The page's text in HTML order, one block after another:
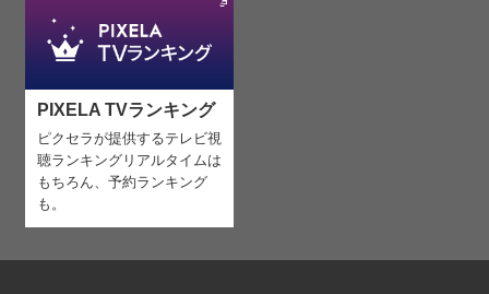
PIXELA TVランキング
ピクセラが提供するテレビ視
聴ランキング リアルタイムは
もちろん、予約ランキング
も。